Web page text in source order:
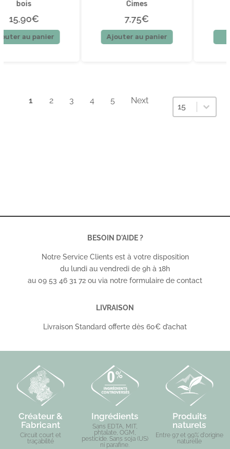
Ajouter au panier Lire la suite
1 2 3 4 5 Next Sélectionnez
15
BESOIN D'AIDE ?
Notre Service Clients est à votre disposition
du lundi au vendredi de 9h à 18h
au 09 53 46 31 72 ou via notre formulaire de contact
LIVRAISON
Livraison Standard offerte dès 60€ d’achat
Créateur &
Fabricant
Circuit court et
traçabilité
Ingrédients
Sans EDTA, MIT,
phtalate, OGM,
pesticide. Sans soja (US)
ni parafine.
Produits
naturels
Entre 97 et 99% d'origine
naturelle